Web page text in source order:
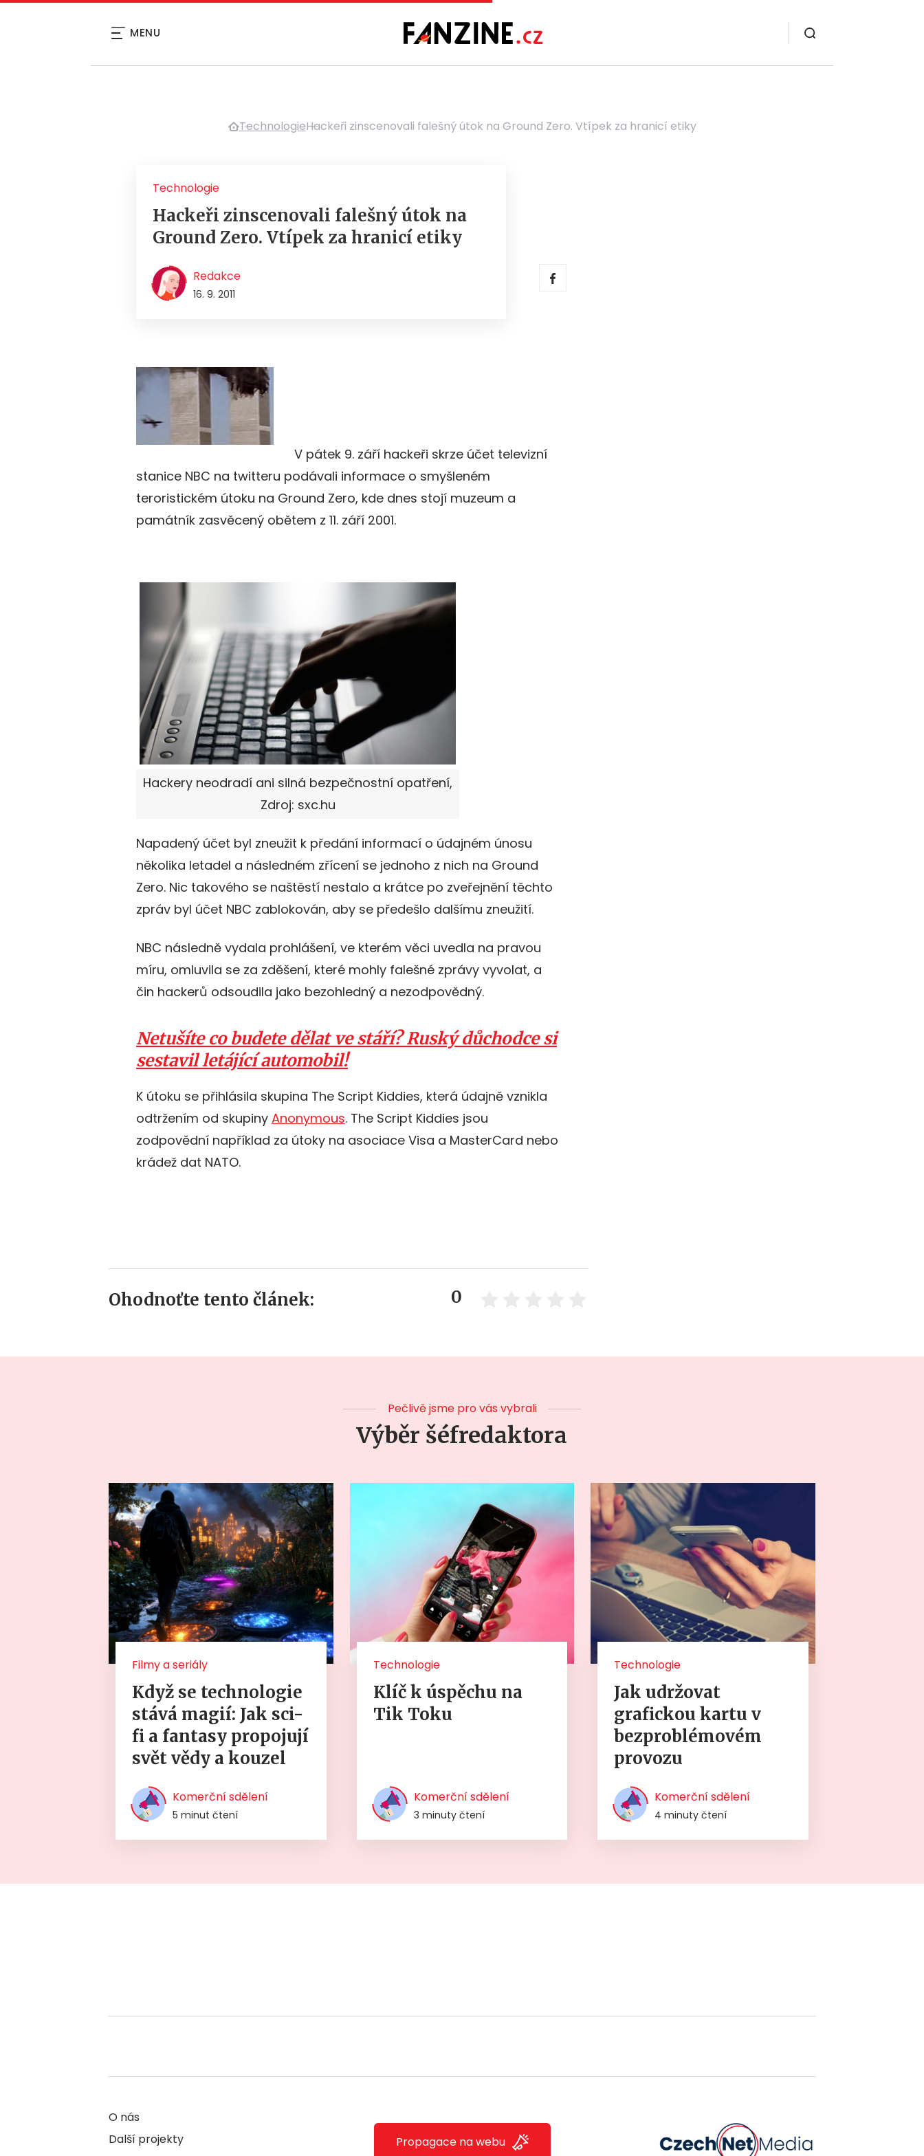
MENU
TechnologieHackeři zinscenovali falešný útok na Ground Zero. Vtípek za hranicí etiky
Technologie
Hackeři zinscenovali falešný útok na
Ground Zero. Vtípek za hranicí etiky
Redakce
16. 9. 2011
V pátek 9. září hackeři skrze účet televizní
stanice NBC na twitteru podávali informace o smyšleném
teroristickém útoku na Ground Zero, kde dnes stojí muzeum a
památník zasvěcený obětem z 11. září 2001.
Hackery neodradí ani silná bezpečnostní opatření,
Zdroj: sxc.hu
Napadený účet byl zneužit k předání informací o údajném únosu
několika letadel a následném zřícení se jednoho z nich na Ground
Zero. Nic takového se naštěstí nestalo a krátce po zveřejnění těchto
zpráv byl účet NBC zablokován, aby se předešlo dalšímu zneužití.
NBC následně vydala prohlášení, ve kterém věci uvedla na pravou
míru, omluvila se za zděšení, které mohly falešné zprávy vyvolat, a
čin hackerů odsoudila jako bezohledný a nezodpovědný.
Netušíte co budete dělat ve stáří? Ruský důchodce si
sestavil letájící automobil!
K útoku se přihlásila skupina The Script Kiddies, která údajně vznikla
odtržením od skupiny Anonymous. The Script Kiddies jsou
zodpovědní například za útoky na asociace Visa a MasterCard nebo
krádež dat NATO.
Ohodnoťte tento článek: 0
Pečlivě jsme pro vás vybrali
Výběr šéfredaktora
Filmy a seriály
Když se technologie
stává magií: Jak sci-
fi a fantasy propojují
svět vědy a kouzel
Komerční sdělení
5 minut čtení
Technologie
Klíč k úspěchu na
Tik Toku
Komerční sdělení
3 minuty čtení
Technologie
Jak udržovat
grafickou kartu v
bezproblémovém
provozu
Komerční sdělení
4 minuty čtení
O nás
Další projekty
Propagace na webu